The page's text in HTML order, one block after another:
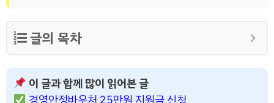
글의 목차
이 글과 함께 많이 읽어본 글
경영안정바우처 25만원 지원금 신청